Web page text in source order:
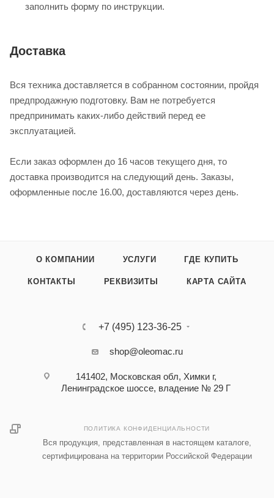
заполнить форму по инструкции.
Доставка
Вся техника доставляется в собранном состоянии, пройдя
предпродажную подготовку. Вам не потребуется
предпринимать каких-либо действий перед ее
эксплуатацией.
Если заказ оформлен до 16 часов текущего дня, то
доставка производится на следующий день. Заказы,
оформленные после 16.00, доставляются через день.
О КОМПАНИИ УСЛУГИ ГДЕ КУПИТЬ
КОНТАКТЫ РЕКВИЗИТЫ КАРТА САЙТА
+7 (495) 123-36-25‬
shop@oleomac.ru
141402, Московская обл, Химки г,
Ленинградское шоссе, владение № 29 Г
ПОЛИТИКА КОНФИДЕНЦИАЛЬНОСТИ
Вся продукция, представленная в настоящем каталоге,
сертифицирована на территории Российской Федерации